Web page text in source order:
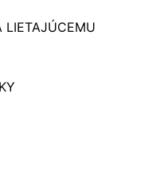
LIETAJÚCEMU